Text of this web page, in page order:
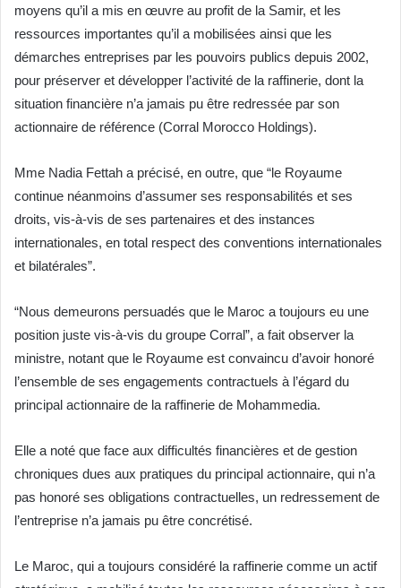
moyens qu’il a mis en œuvre au profit de la Samir, et les
ressources importantes qu’il a mobilisées ainsi que les
démarches entreprises par les pouvoirs publics depuis 2002,
pour préserver et développer l’activité de la raffinerie, dont la
situation financière n’a jamais pu être redressée par son
actionnaire de référence (Corral Morocco Holdings).
Mme Nadia Fettah a précisé, en outre, que “le Royaume
continue néanmoins d’assumer ses responsabilités et ses
droits, vis-à-vis de ses partenaires et des instances
internationales, en total respect des conventions internationales
et bilatérales”.
“Nous demeurons persuadés que le Maroc a toujours eu une
position juste vis-à-vis du groupe Corral”, a fait observer la
ministre, notant que le Royaume est convaincu d’avoir honoré
l’ensemble de ses engagements contractuels à l’égard du
principal actionnaire de la raffinerie de Mohammedia.
Elle a noté que face aux difficultés financières et de gestion
chroniques dues aux pratiques du principal actionnaire, qui n’a
pas honoré ses obligations contractuelles, un redressement de
l’entreprise n’a jamais pu être concrétisé.
Le Maroc, qui a toujours considéré la raffinerie comme un actif